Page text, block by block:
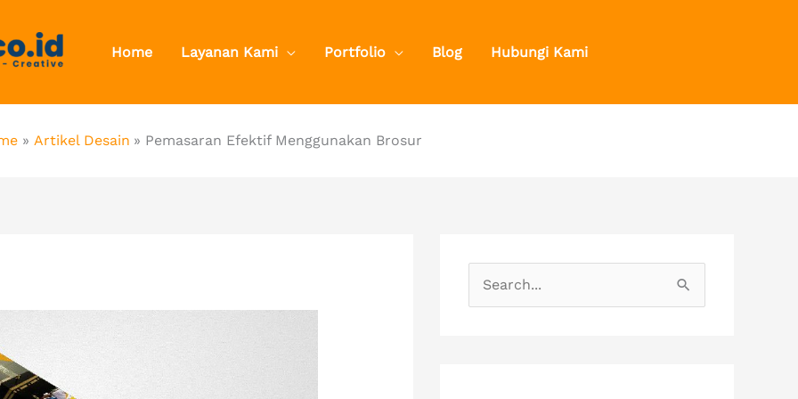
Home Layanan Kami Portfolio Blog Hubungi Kami
Artikel Desain Pemasaran Efektif Menggunakan Brosur